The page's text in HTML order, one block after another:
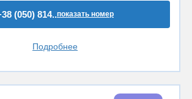
(050) 814..показать номер
Подробнее